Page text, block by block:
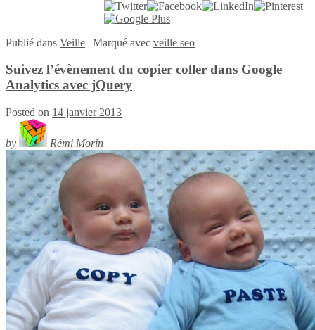
Publié dans Veille | Marqué avec veille seo
Suivez l’évènement du copier coller dans Google
Analytics avec jQuery
Posted on 14 janvier 2013
by Rémi Morin